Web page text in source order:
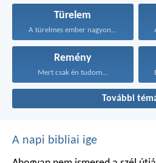
Türelem
A türelmes ember nagyon...
Remény
Mert csak én tudom...
További
A napi bibliai ige